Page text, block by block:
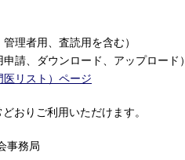
理者用、査読用を含む）
請、ダウンロード、アップロード）
リスト）ページ
おりご利用いただけます。
事務局